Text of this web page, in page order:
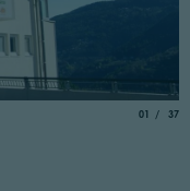
01 of
37